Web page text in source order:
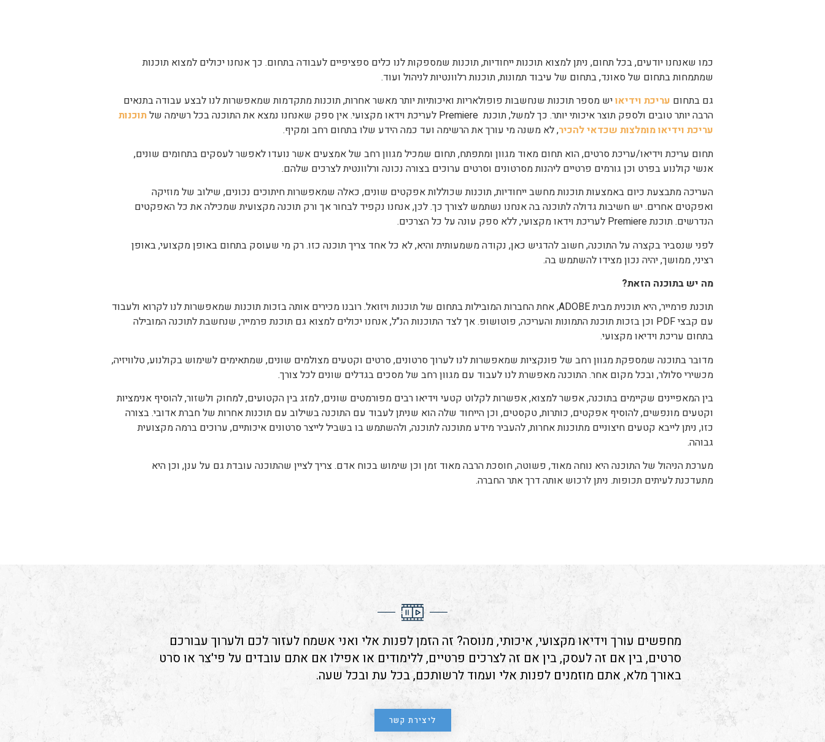
כמו שאנחנו יודעים, בכל תחום, ניתן למצוא תוכנות ייחודיות, תוכנות שמספקות לנו כלים ספציפיים לעבודה בתחום. כך אנחנו יכולים למצוא תוכנות
שמתמחות בתחום של סאונד, בתחום של עיבוד תמונות, תוכנות רלוונטיות לניהול ועוד.
גם בתחום עריכת וידיאויש מספר תוכנות שנחשבות פופולאריות ואיכותיות יותר מאשר אחרות, תוכנות מתקדמות שמאפשרות לנו לבצע עבודה בתנאים
הרבה יותר טובים ולספק תוצר איכותי יותר. כך למשל, תוכנת Premiere לעריכת וידאו מקצועי. אין ספק שאנחנו נמצא את התוכנה בכל רשימה של
תוכנות
עריכת וידיאו מומלצות שכדאי להכיר, לא משנה מי עורך את הרשימה ועד כמה הידע שלו בתחום רחב ומקיף.
תחום עריכת וידיאו/עריכת סרטים, הוא תחום מאוד מגוון ומתפתח, תחום שמכיל מגוון רחב של אמצעים אשר נועדו לאפשר לעסקים בתחומים שונים,
אנשי קולנוע בפרט וכן גורמים פרטיים ליהנות מסרטונים וסרטים ערוכים בצורה נכונה ורלוונטית לצרכים שלהם.
העריכה מתבצעת כיום באמצעות תוכנות מחשב ייחודיות, תוכנות שכוללות אפקטים שונים, כאלה שמאפשרות חיתוכים נכונים, שילוב של מוזיקה
ואפקטים אחרים. יש חשיבות גדולה לתוכנה בה אנחנו נשתמש לצורך כך. לכן, אנחנו נקפיד לבחור אך ורק תוכנה מקצועית שמכילה את כל האפקטים
הנדרשים. תוכנת Premiere לעריכת וידאו מקצועי, ללא ספק עונה על כל הצרכים.
לפני שנסביר בקצרה על התוכנה, חשוב להדגיש כאן, נקודה משמעותית והיא, לא כל אחד צריך תוכנה כזו. רק מי שעוסק בתחום באופן מקצועי, באופן
רציני, ממושך, יהיה נכון מצידו להשתמש בה.
מה יש בתוכנה הזאת?
תוכנת פרמייר, היא תוכנית מבית ADOBE, אחת החברות המובילות בתחום של תוכנות ויזואל. רובנו מכירים אותה בזכות תוכנות שמאפשרות לנו לקרוא ולעבוד
עם קבצי PDF וכן בזכות תוכנת התמונות והעריכה, פוטושופ. אך לצד התוכנות הנ"ל, אנחנו יכולים למצוא גם תוכנת פרמייר, שנחשבת לתוכנה המובילה
בתחום עריכת וידיאו מקצועי.
מדובר בתוכנה שמספקת מגוון רחב של פונקציות שמאפשרות לנו לערוך סרטונים, סרטים וקטעים מצולמים שונים, שמתאימים לשימוש בקולנוע, טלוויזיה,
מכשירי סלולר, ובכל מקום אחר. התוכנה מאפשרת לנו לעבוד עם מגוון רחב של מסכים בגדלים שונים לכל צורך.
בין המאפיינים שקיימים בתוכנה, אפשר למצוא, אפשרות לקלוט קטעי וידיאו רבים מפורמטים שונים, למזג בין הקטועים, למחוק ולשזור, להוסיף אנימציות
וקטעים מונפשים, להוסיף אפקטים, כותרות, טקסטים, וכן הייחוד שלה הוא שניתן לעבוד עם התוכנה בשילוב עם תוכנות אחרות של חברת אדובי. בצורה
כזו, ניתן לייבא קטעים חיצוניים מתוכנות אחרות, להעביר מידע מתוכנה לתוכנה, ולהשתמש בו בשביל לייצר סרטונים איכותיים, ערוכים ברמה מקצועית
גבוהה.
מערכת הניהול של התוכנה היא נוחה מאוד, פשוטה, חוסכת הרבה מאוד זמן וכן שימוש בכוח אדם. צריך לציין שהתוכנה עובדת גם על ענן, וכן היא
מתעדכנת לעיתים תכופות. ניתן לרכוש אותה דרך אתר החברה.
מחפשים עורך וידיאו מקצועי, איכותי, מנוסה? זה הזמן לפנות אלי ואני אשמח לעזור לכם ולערוך עבורכם
סרטים, בין אם זה לעסק, בין אם זה לצרכים פרטיים, ללימודים או אפילו אם אתם עובדים על פי'צר או סרט
באורך מלא, אתם מוזמנים לפנות אלי ועמוד לרשותכם, בכל עת ובכל שעה.
ליצירת קשר